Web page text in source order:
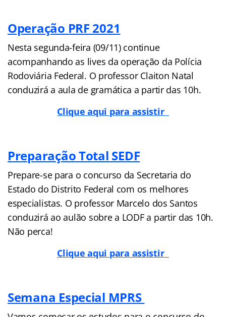
Operação PRF 2021
Nesta segunda-feira (09/11) continue
acompanhando as lives da operação da Polícia
Rodoviária Federal. O professor Claiton Natal
conduzirá a aula de gramática a partir das 10h.
Clique aqui para assistir
Preparação Total SEDF
Prepare-se para o concurso da Secretaria do
Estado do Distrito Federal com os melhores
especialistas. O professor Marcelo dos Santos
conduzirá ao aulão sobre a LODF a partir das 10h.
Não perca!
Clique aqui para assistir
Semana Especial MPRS